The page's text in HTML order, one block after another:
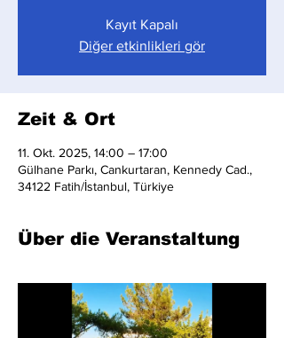
Kayıt Kapalı
Diğer etkinlikleri gör
Zeit & Ort
11. Okt. 2025, 14:00 – 17:00
Gülhane Parkı, Cankurtaran, Kennedy Cad.,
34122 Fatih/İstanbul, Türkiye
Über die Veranstaltung